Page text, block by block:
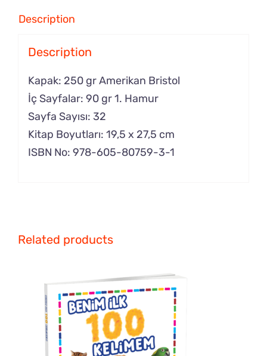
Description
Description
Kapak: 250 gr Amerikan Bristol
İç Sayfalar: 90 gr 1. Hamur
Sayfa Sayısı: 32
Kitap Boyutları: 19,5 x 27,5 cm
ISBN No: 978-605-80759-3-1
Related products